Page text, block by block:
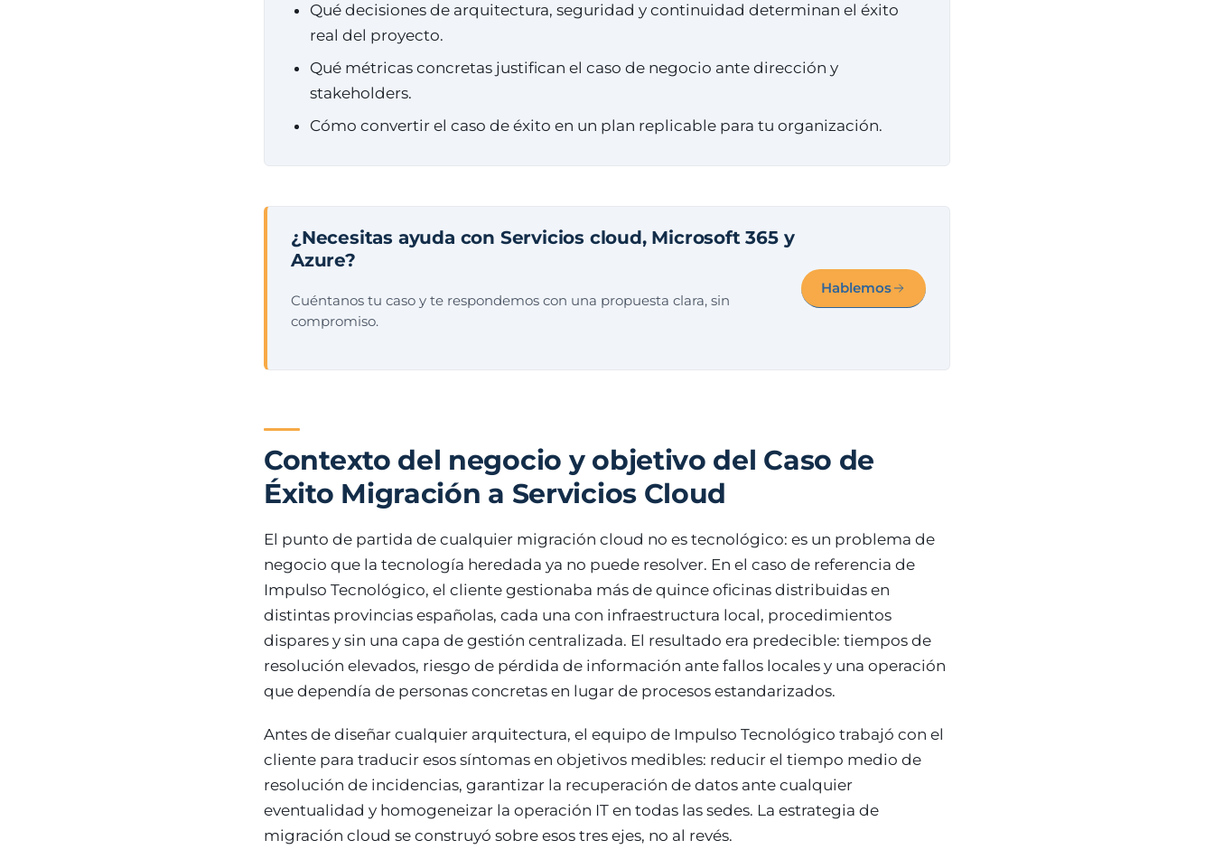
Qué decisiones de arquitectura, seguridad y continuidad determinan el éxito
real del proyecto.
Qué métricas concretas justifican el caso de negocio ante dirección y
stakeholders.
Cómo convertir el caso de éxito en un plan replicable para tu organización.
¿Necesitas ayuda con Servicios cloud, Microsoft 365 y
Azure?
Cuéntanos tu caso y te respondemos con una propuesta clara, sin
compromiso.
Hablemos
Contexto del negocio y objetivo del Caso de
Éxito Migración a Servicios Cloud
El punto de partida de cualquier migración cloud no es tecnológico: es un problema de
negocio que la tecnología heredada ya no puede resolver. En el caso de referencia de
Impulso Tecnológico, el cliente gestionaba más de quince oficinas distribuidas en
distintas provincias españolas, cada una con infraestructura local, procedimientos
dispares y sin una capa de gestión centralizada. El resultado era predecible: tiempos de
resolución elevados, riesgo de pérdida de información ante fallos locales y una operación
que dependía de personas concretas en lugar de procesos estandarizados.
Antes de diseñar cualquier arquitectura, el equipo de Impulso Tecnológico trabajó con el
cliente para traducir esos síntomas en objetivos medibles: reducir el tiempo medio de
resolución de incidencias, garantizar la recuperación de datos ante cualquier
eventualidad y homogeneizar la operación IT en todas las sedes. La estrategia de
migración cloud se construyó sobre esos tres ejes, no al revés.